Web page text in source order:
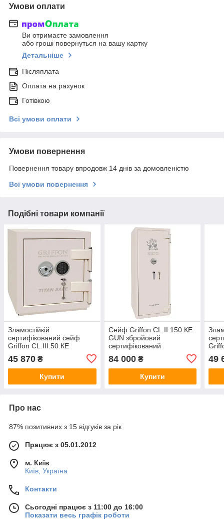
Умови оплати
Ви отримаєте замовлення
або гроші повернуться на вашу картку
Детальніше
Післяплата
Оплата на рахунок
Готівкою
Всі умови оплати
Умови повернення
Повернення товару впродовж 14 днів за домовленістю
Всі умови повернення
Подібні товари компанії
Зламостійкій
сертифікований сейф
Griffon CL.III.50.КЕ
472(в)х460(ш)х440(гл). 3
клас захисту, 30 хв
вогнестійкості. Замки -
45 870 ₴
Купити
Сейф Griffon CL.II.150.КЕ
GUN збройовий
сертифікований
84 000₴
Купити
49
Про нас
87% позитивних з 15 відгуків за рік
Працює з 05.01.2012
м. Київ
Київ, Україна
Контакти
Сьогодні працює з 11:00 до 16:00
Показати весь графік роботи